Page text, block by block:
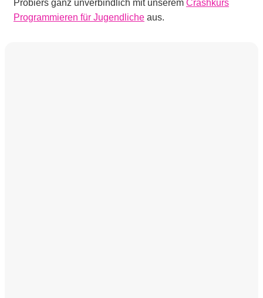
Probiers ganz unverbindlich mit unserem Crashkurs
Programmieren für Jugendliche aus.